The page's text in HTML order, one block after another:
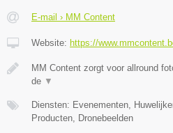
E-mail › MM Content
Website: https://
MM Content zorgt voor allround
de ▼
Diensten: Evenementen,
Producten, Dronebeelden